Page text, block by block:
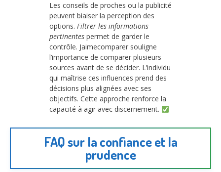
Les conseils de proches ou la publicité
peuvent biaiser la perception des
options. Filtrer les informations
pertinentes permet de garder le
contrôle. Jaimecomparer souligne
l’importance de comparer plusieurs
sources avant de se décider. L’individu
qui maîtrise ces influences prend des
décisions plus alignées avec ses
objectifs. Cette approche renforce la
capacité à agir avec discernement.
FAQ sur la confiance et la
prudence